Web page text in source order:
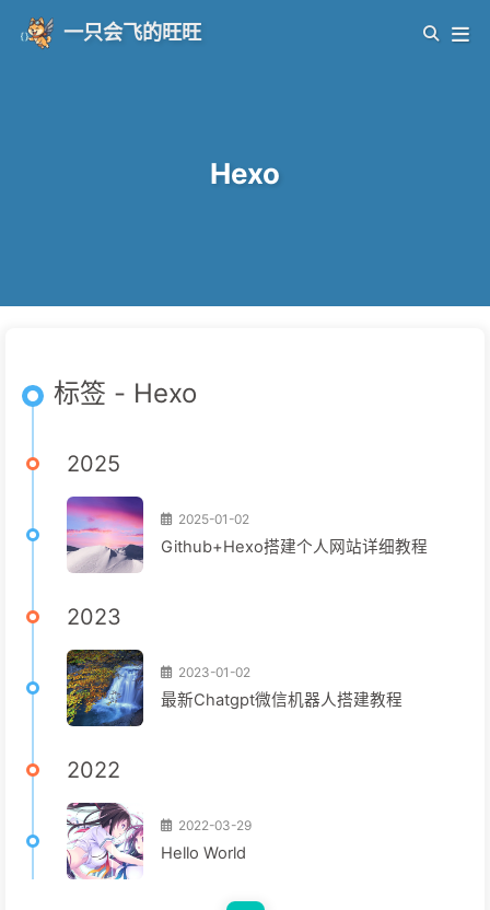
一只会飞的旺旺
Hexo
标签 - Hexo
2025
2025-01-02
Github+Hexo搭建个人网站详细教程
2023
2023-01-02
最新Chatgpt微信机器人搭建教程
2022
2022-03-29
Hello World